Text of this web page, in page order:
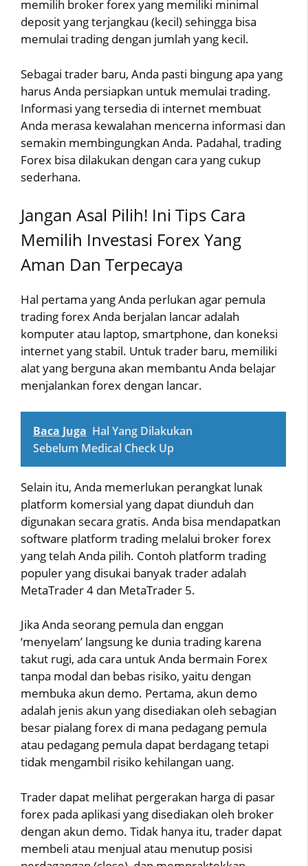
memilih broker forex yang memiliki minimal
deposit yang terjangkau (kecil) sehingga bisa
memulai trading dengan jumlah yang kecil.
Sebagai trader baru, Anda pasti bingung apa yang
harus Anda persiapkan untuk memulai trading.
Informasi yang tersedia di internet membuat
Anda merasa kewalahan mencerna informasi dan
semakin membingungkan Anda. Padahal, trading
Forex bisa dilakukan dengan cara yang cukup
sederhana.
Jangan Asal Pilih! Ini Tips Cara
Memilih Investasi Forex Yang
Aman Dan Terpecaya
Hal pertama yang Anda perlukan agar pemula
trading forex Anda berjalan lancar adalah
komputer atau laptop, smartphone, dan koneksi
internet yang stabil. Untuk trader baru, memiliki
alat yang berguna akan membantu Anda belajar
menjalankan forex dengan lancar.
Baca Juga Hal Yang Dilakukan
Sebelum Medical Check Up
Selain itu, Anda memerlukan perangkat lunak
platform komersial yang dapat diunduh dan
digunakan secara gratis. Anda bisa mendapatkan
software platform trading melalui broker forex
yang telah Anda pilih. Contoh platform trading
populer yang disukai banyak trader adalah
MetaTrader 4 dan MetaTrader 5.
Jika Anda seorang pemula dan enggan
‘menyelam’ langsung ke dunia trading karena
takut rugi, ada cara untuk Anda bermain Forex
tanpa modal dan bebas risiko, yaitu dengan
membuka akun demo. Pertama, akun demo
adalah jenis akun yang disediakan oleh sebagian
besar pialang forex di mana pedagang pemula
atau pedagang pemula dapat berdagang tetapi
tidak mengambil risiko kehilangan uang.
Trader dapat melihat pergerakan harga di pasar
forex pada aplikasi yang disediakan oleh broker
dengan akun demo. Tidak hanya itu, trader dapat
membeli atau menjual atau menutup posisi